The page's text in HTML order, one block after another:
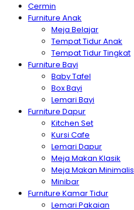
Cermin
Furniture Anak
Meja Belajar
Tempat Tidur Anak
Tempat Tidur Tingkat
Furniture Bayi
Baby Tafel
Box Bayi
Lemari Bayi
Furniture Dapur
Kitchen Set
Kursi Cafe
Lemari Dapur
Meja Makan Klasik
Meja Makan Minimalis
Minibar
Furniture Kamar Tidur
Lemari Pakaian